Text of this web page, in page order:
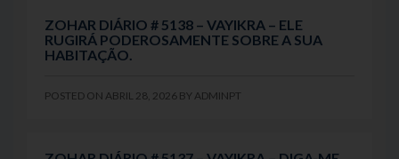
ZOHAR DIÁRIO # 5138 – VAYIKRA – ELE
RUGIRÁ PODEROSAMENTE SOBRE A SUA
HABITAÇÃO.
POSTED ON ABRIL 28, 2026 BY ADMINPT